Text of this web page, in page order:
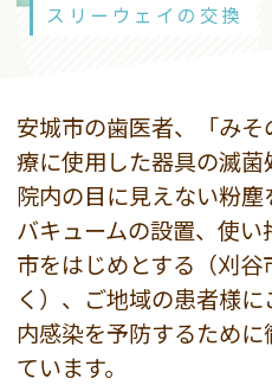
スリーウェイの交換
安城市の歯医者、「み
療に使用した器具の滅菌
院内の目に見えない粉
バキュームの設置、使
市をはじめとする（刈
く）、ご地域の患者様
内感染を予防するため
ています。